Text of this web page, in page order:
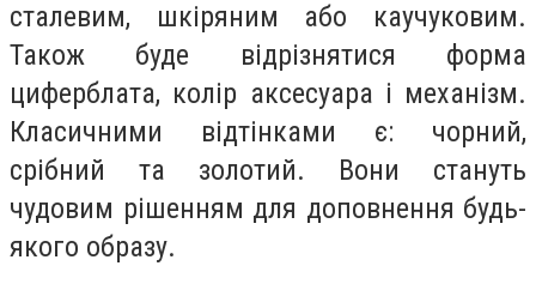
сталевим, шкіряним або каучуковим.
Також буде відрізнятися форма
циферблата, колір аксесуара і механізм.
Класичними відтінками є: чорний,
срібний та золотий. Вони стануть
чудовим рішенням для доповнення будь-
якого образу.